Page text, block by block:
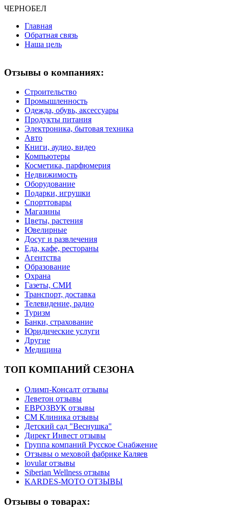
ЧЕРНОБЕЛ
Главная
Обратная связь
Наша цель
Отзывы о компаниях:
Строительство
Промышленность
Одежда, обувь, аксессуары
Продукты питания
Электроника, бытовая техника
Авто
Книги, аудио, видео
Компьютеры
Косметика, парфюмерия
Недвижимость
Оборудование
Подарки, игрушки
Спорттовары
Магазины
Цветы, растения
Ювелирные
Досуг и развлечения
Еда, кафе, рестораны
Агентства
Образование
Охрана
Газеты, СМИ
Транспорт, доставка
Телевидение, радио
Туризм
Банки, страхование
Юридические услуги
Другие
Медицина
ТОП КОМПАНИЙ СЕЗОНА
Олимп-Консалт отзывы
Леветон отзывы
ЕВРОЗВУК отзывы
СМ Клиника отзывы
Детский сад "Веснушка"
Директ Инвест отзывы
Группа компаний Русское Снабжение
Отзывы о меховой фабрике Каляев
lovular отзывы
Siberian Wellness отзывы
KARDES-MOTO ОТЗЫВЫ
Отзывы о товарах: